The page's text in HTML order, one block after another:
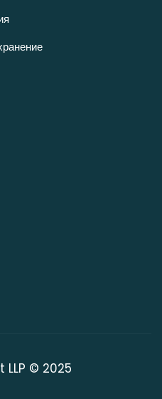
© 2025